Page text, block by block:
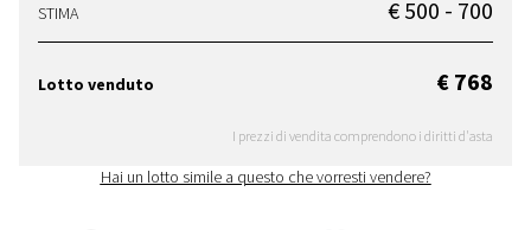
STIMA € 500 - 700
Lotto venduto € 768
I prezzi di vendita comprendono i diritti d'asta
Hai un lotto simile a questo che vorresti vendere?